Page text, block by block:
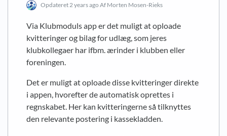
Opdateret 2 years ago Af Morten Mosen-Rieks
Via Klubmoduls app er det muligt at oploade
kvitteringer og bilag for udlæg, som jeres
klubkollegaer har ifbm. ærinder i klubben eller
foreningen.
Det er muligt at oploade disse kvitteringer direkte
i appen, hvorefter de automatisk oprettes i
regnskabet. Her kan kvitteringerne så tilknyttes
den relevante postering i kassekladden.